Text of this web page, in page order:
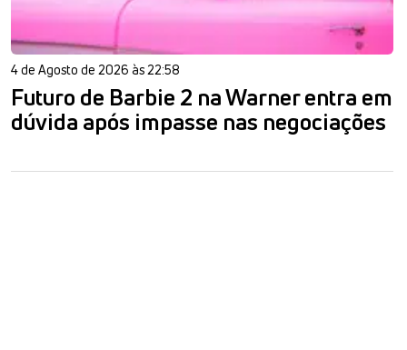
4 de Agosto de 2026 às 22:58
Futuro de Barbie 2 na Warner entra em
dúvida após impasse nas negociações